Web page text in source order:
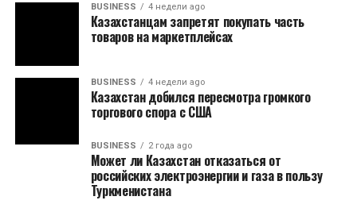
BUSINESS 4 недели ago
Казахстанцам запретят покупать часть
товаров на маркетплейсах
BUSINESS 4 недели ago
Казахстан добился пересмотра громкого
торгового спора с США
BUSINESS 2 года ago
Может ли Казахстан отказаться от
российских электроэнергии и газа в пользу
Туркменистана